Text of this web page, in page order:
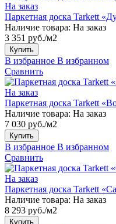
На заказ
Паркетная доска Tarkett
Наличие товара: На заказ
3 351 руб./м2
Купить
В избранное В избранном
Сравнить
На заказ
Паркетная доска Tarkett
Наличие товара: На заказ
7 030 руб./м2
Купить
В избранное В избранном
Сравнить
На заказ
Паркетная доска Tarkett
Наличие товара: На заказ
8 293 руб./м2
Купить